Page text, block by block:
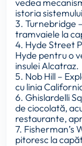
istoria
3. Turnebridge
tramvaiele la
4. Hyde Street
Hyde pentru o
insulei Alcatraz.
5. Nob Hill –
cu linia
6. Ghislardelli
de ciocolată,
restaurante,
7.
pitoresc la